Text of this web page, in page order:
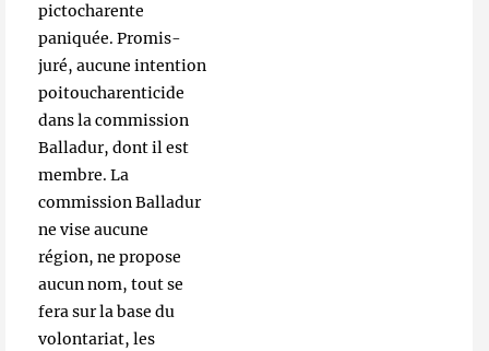
pictocharente
paniquée. Promis-
juré, aucune intention
poitoucharenticide
dans la commission
Balladur, dont il est
membre. La
commission Balladur
ne vise aucune
région, ne propose
aucun nom, tout se
fera sur la base du
volontariat, les